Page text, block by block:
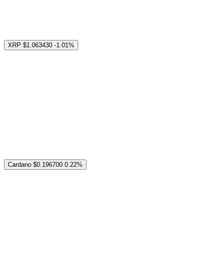
XRP $1.063430 -1.01%
Cardano $0.196700 0.22%